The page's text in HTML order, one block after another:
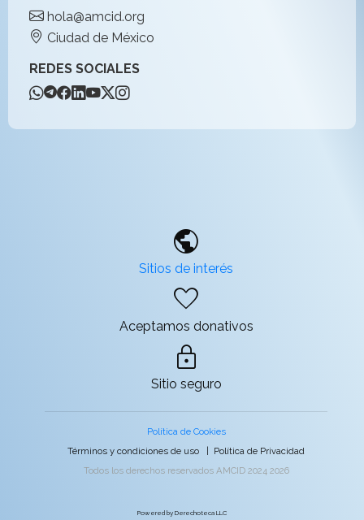
hola@amcid.org
Ciudad de México
REDES SOCIALES
public
Sitios de interés
favorite
Aceptamos donativos
lock
Sitio seguro
Política de Cookies
Términos y condiciones de uso | Política de Privacidad
Todos los derechos reservados AMCID 2024 2026
Powered by Derechoteca LLC